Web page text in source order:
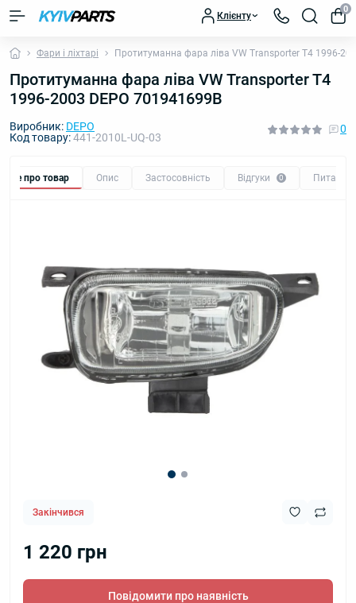
Клієнту
0
Фари і ліхтарі Протитуманна фара ліва VW Transporter T4 1996-
Протитуманна фара ліва VW Transporter T4
1996-2003 DEPO 701941699B
Виробник: DEPO
Код товару:441-2010L-UQ-03
0
Все про товар Опис Застосовність Відгуки 0 Питання
Закінчився
1 220 грн
Повідомити про наявність